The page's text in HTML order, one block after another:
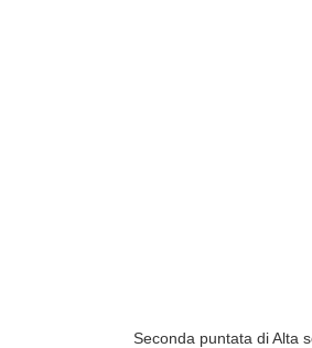
Seconda puntata di Alta